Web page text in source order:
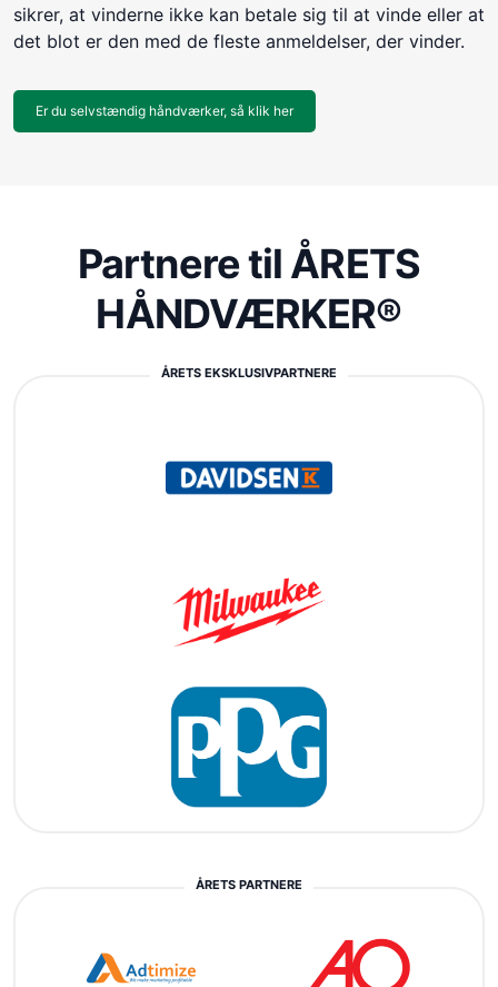
sikrer, at vinderne ikke kan betale sig til at vinde eller at
det blot er den med de fleste anmeldelser, der vinder.
Er du selvstændig håndværker, så klik her
Partnere til ÅRETS
HÅNDVÆRKER®
ÅRETS EKSKLUSIVPARTNERE
ÅRETS PARTNERE